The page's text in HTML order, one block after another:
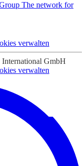
The network for
verwalten
GmbH
verwalten